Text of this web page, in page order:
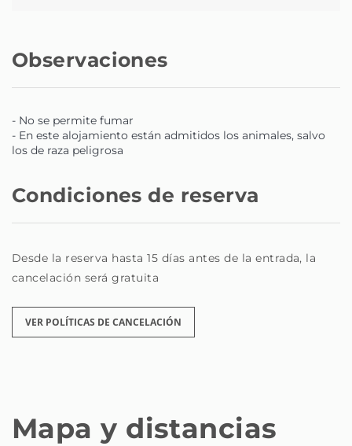
Observaciones
- No se permite fumar
- En este alojamiento están admitidos los animales, salvo
los de raza peligrosa
Condiciones de reserva
Desde la reserva hasta 15 días antes de la entrada, la
cancelación será gratuita
VER POLÍTICAS DE CANCELACIÓN
Mapa y distancias